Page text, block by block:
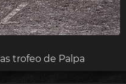
trofeo de Palpa